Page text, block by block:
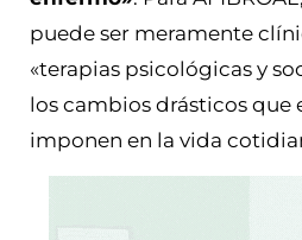
puede ser meramente
«terapias psicológicas y
los cambios drásticos que
imponen en la vida